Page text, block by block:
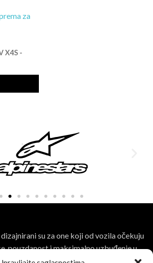
za
X4S -
su za one koji od vozila očekuju
pouzdanost i maksimalno uzbuđenje u